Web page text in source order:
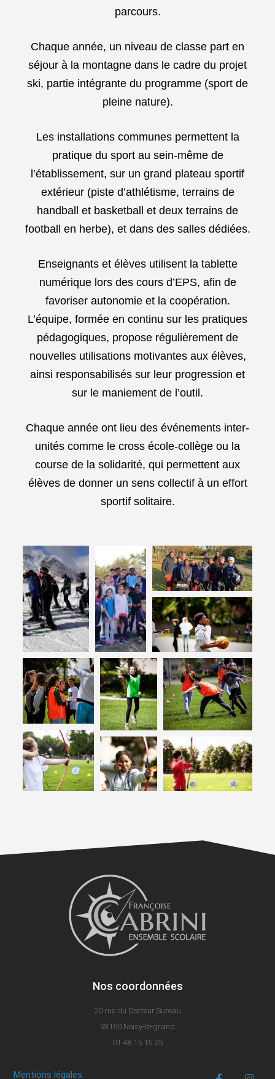
parcours.
Chaque année, un niveau de classe part en
séjour à la montagne dans le cadre du projet
ski, partie intégrante du programme (sport de
pleine nature).
Les installations communes permettent la
pratique du sport au sein-même de
l’établissement, sur un grand plateau sportif
extérieur (piste d’athlétisme, terrains de
handball et basketball et deux terrains de
football en herbe), et dans des salles dédiées.
Enseignants et élèves utilisent la tablette
numérique lors des cours d’EPS, afin de
favoriser autonomie et la coopération.
L’équipe, formée en continu sur les pratiques
pédagogiques, propose régulièrement de
nouvelles utilisations motivantes aux élèves,
ainsi responsabilisés sur leur progression et
sur le maniement de l’outil.
Chaque année ont lieu des événements inter-
unités comme le cross école-collège ou la
course de la solidarité, qui permettent aux
élèves de donner un sens collectif à un effort
sportif solitaire.
Nos coordonnées
20 rue du Docteur Sureau
93160 Noisy-le-grand
01 48 15 16 25
Mentions légales